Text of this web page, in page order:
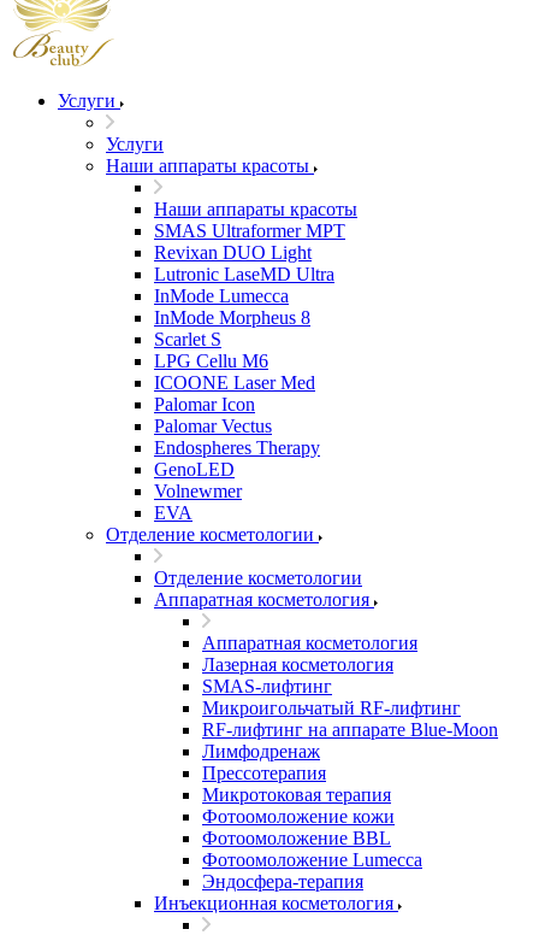
Услуги
Услуги
Наши аппараты красоты
Наши аппараты красоты
SMAS Ultraformer MPT
Revixan DUO Light
Lutronic LaseMD Ultra
InMode Lumecca
InMode Morpheus 8
Scarlet S
LPG Cellu M6
ICOONE Laser Med
Palomar Icon
Palomar Vectus
Endospheres Therapy
GenoLED
Volnewmer
EVA
Отделение косметологии
Отделение косметологии
Аппаратная косметология
Аппаратная косметология
Лазерная косметология
SMAS-лифтинг
Микроигольчатый RF-лифтинг
RF-лифтинг на аппарате Blue-Moon
Лимфодренаж
Прессотерапия
Микротоковая терапия
Фотоомоложение кожи
Фотоомоложение BBL
Фотоомоложение Lumecca
Эндосфера-терапия
Инъекционная косметология